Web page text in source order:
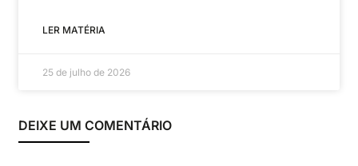
LER MATÉRIA
25 de julho de 2026
DEIXE UM COMENTÁRIO